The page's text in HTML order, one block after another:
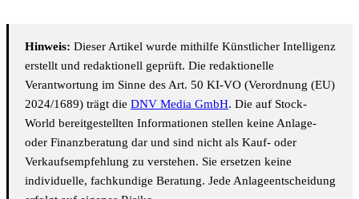
Hinweis: Dieser Artikel wurde mithilfe Künstlicher Intelligenz
erstellt und redaktionell geprüft. Die redaktionelle
Verantwortung im Sinne des Art. 50 KI-VO (Verordnung (EU)
2024/1689) trägt die DNV Media GmbH. Die auf Stock-
World bereitgestellten Informationen stellen keine Anlage-
oder Finanzberatung dar und sind nicht als Kauf- oder
Verkaufsempfehlung zu verstehen. Sie ersetzen keine
individuelle, fachkundige Beratung. Jede Anlageentscheidung